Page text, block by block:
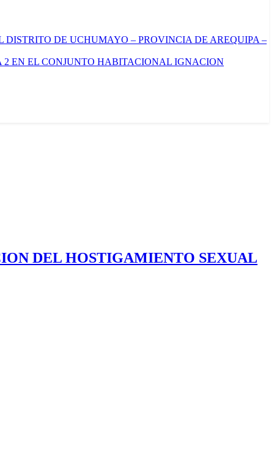
DISTRITO DE UCHUMAYO – PROVINCIA DE AREQUIPA –
EN EL CONJUNTO HABITACIONAL IGNACION
DEL HOSTIGAMIENTO SEXUAL